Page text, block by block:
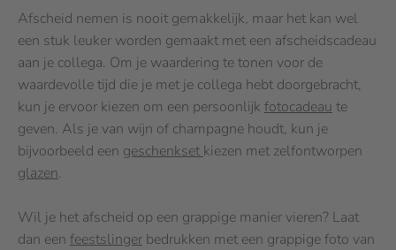
Afscheid nemen is nooit gemakkelijk, maar het kan wel
een stuk leuker worden gemaakt met een afscheidscadeau
aan je collega. Om je waardering te tonen voor de
waardevolle tijd die je met je collega hebt doorgebracht,
kun je ervoor kiezen om een persoonlijk fotocadeau te
geven. Als je van wijn of champagne houdt, kun je
bijvoorbeeld een geschenkset kiezen met zelfontworpen
glazen.
Wil je het afscheid op een grappige manier vieren? Laat
dan een feestslinger bedrukken met een grappige foto van